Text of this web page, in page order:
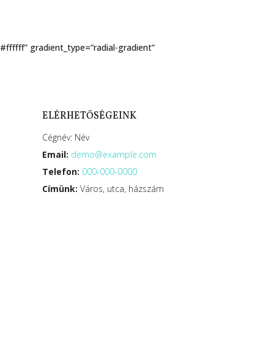
gradient_type=”radial-gradient”
ELÉRHETŐSÉGEINK
Cégnév: Név
Email: demo@example.com
Telefon: 000-000-0000
Címünk: Város, utca, házszám